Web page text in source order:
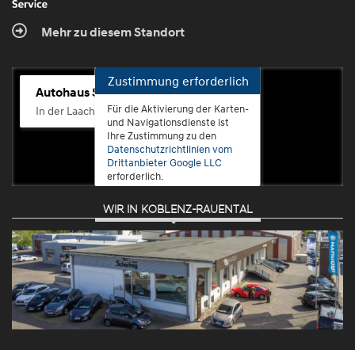
Mehr zu diesem Standort
Autohaus Scherhag
In der Laach 76, 56072 Koblenz-Güls
Zustimmung erforderlich
Für die Aktivierung der Karten-
und Navigationsdienste ist
Ihre Zustimmung zu den
Datenschutzrichtlinien vom
Drittanbieter Google LLC
erforderlich.
Zustimmen
und
aktivieren
WIR IN KOBLENZ-RAUENTAL